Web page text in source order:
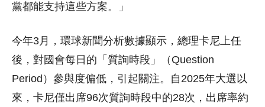
黨都能支持這些方案。」
今年3月，環球新聞分析數據顯示，總理卡尼上任
後，對國會每日的「質詢時段」（Question
Period）參與度偏低，引起關注。自2025年大選以
來，卡尼僅出席96次質詢時段中的28次，出席率約